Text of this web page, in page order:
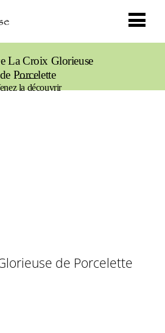
La Croix Glorieuse
de Porcelette
la découvrir
de Porcelette